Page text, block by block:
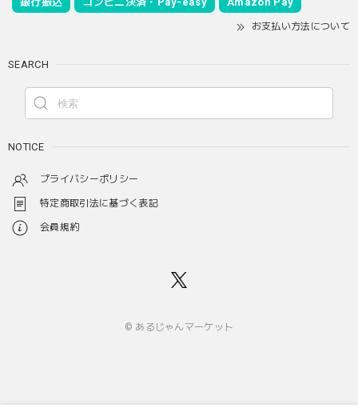
お支払い方法について
SEARCH
NOTICE
プライバシーポリシー
特定商取引法に基づく表記
会員規約
© あるじゃんマーケット